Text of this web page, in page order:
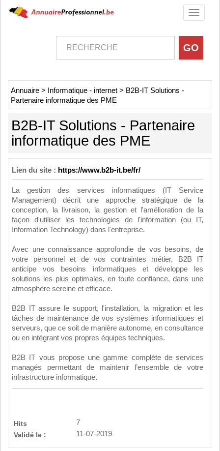
Toggle
Annuaire > Informatique - internet > B2B-IT Solutions -
Partenaire informatique des PME
B2B-IT Solutions - Partenaire
informatique des PME
Lien du site : https://www.b2b-it.be/fr/
La gestion des services informatiques (IT Service
Management) décrit une approche stratégique de la
conception, la livraison, la gestion et l'amélioration de la
façon d'utiliser les technologies de l'information (ou IT,
Information Technology) dans l'entreprise.
Avec une connaissance approfondie de vos besoins, de
votre personnel et de vos contraintes métier, B2B IT
anticipe vos besoins informatiques et développe les
solutions les plus optimales, en toute confiance, dans une
atmosphère sereine et efficace.
B2B IT assure le support, l'installation, la migration et les
tâches de maintenance de vos systèmes informatiques et
serveurs, que ce soit de manière autonome, en consultance
ou en intégrant vos propres équipes techniques.
B2B IT vous propose une gamme complète de services
managés permettant de maintenir l’ensemble de votre
infrastructure informatique.
Hits
7
Validé le :
11-07-2019